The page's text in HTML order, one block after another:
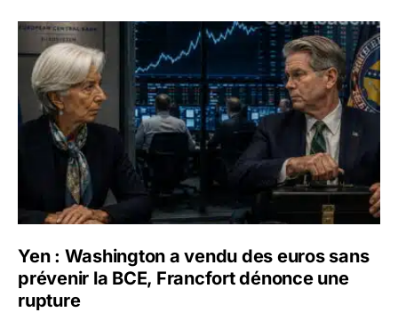
Yen : Washington a vendu des euros sans prévenir la
Yen : Washington a vendu des euros sans
prévenir la BCE, Francfort dénonce une
rupture